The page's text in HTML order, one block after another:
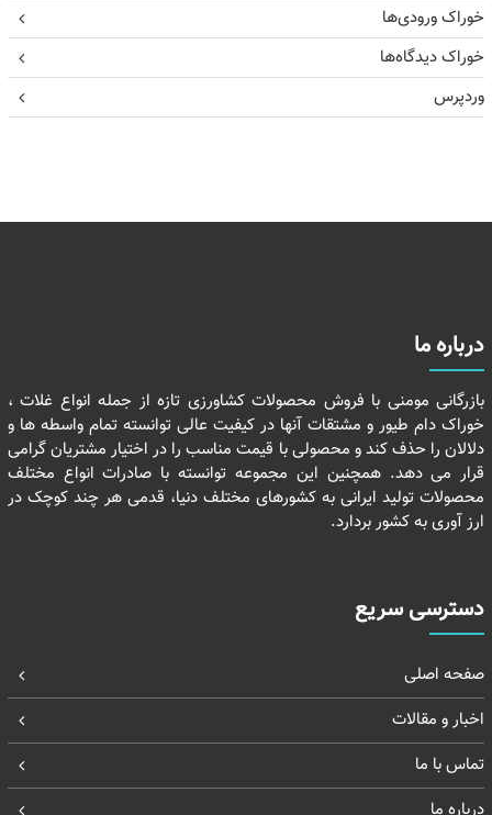
خوراک ورودی‌ها
خوراک دیدگاه‌ها
وردپرس
درباره ما
بازرگانی مومنی با فروش محصولات کشاورزی تازه از جمله انواع غلات ،
خوراک دام طیور و مشتقات آنها در کیفیت عالی توانسته تمام واسطه ها و
دلالان را حذف کند و محصولی با قیمت مناسب را در اختیار مشتریان گرامی
قرار می دهد. همچنین این مجموعه توانسته با صادرات انواع مختلف
محصولات تولید ایرانی به کشورهای مختلف دنیا، قدمی هر چند کوچک در
ارز آوری به کشور بردارد.
دسترسی سریع
صفحه اصلی
اخبار و مقالات
تماس با ما
درباره ما